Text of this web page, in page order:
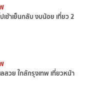
เช้าเย็นกลับ งบน้อย เที่ยว 2
สวย ใกล้กรุงเทพ เที่ยวหน้า